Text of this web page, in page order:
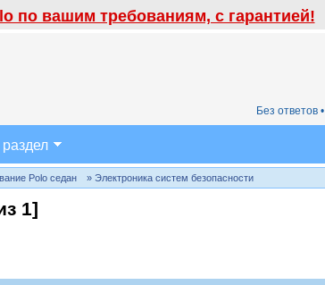
по вашим требованиям, с гарантией!
Без ответов •
Polo седан » Электроника систем безопасности
1]